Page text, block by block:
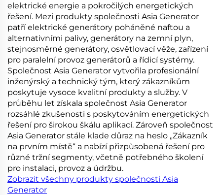
elektrické energie a pokročilých energetických
řešení. Mezi produkty společnosti Asia Generator
patří elektrické generátory poháněné naftou a
alternativními palivy, generátory na zemní plyn,
stejnosměrné generátory, osvětlovací věže, zařízení
pro paralelní provoz generátorů a řídicí systémy.
Společnost Asia Generator vytvořila profesionální
inženýrský a technický tým, který zákazníkům
poskytuje vysoce kvalitní produkty a služby. V
průběhu let získala společnost Asia Generator
rozsáhlé zkušenosti s poskytováním energetických
řešení pro širokou škálu aplikací. Zároveň společnost
Asia Generator stále klade důraz na heslo „Zákazník
na prvním místě“ a nabízí přizpůsobená řešení pro
různé tržní segmenty, včetně potřebného školení
pro instalaci, provoz a údržbu.
Zobrazit všechny produkty společnosti Asia
Generator